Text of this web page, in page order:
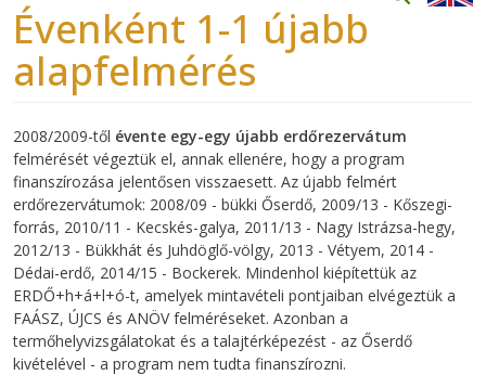
Évenként 1-1 újabb
alapfelmérés
2008/2009-től évente egy-egy újabb erdőrezervátum
felmérését végeztük el, annak ellenére, hogy a program
finanszírozása jelentősen visszaesett. Az újabb felmért
erdőrezervátumok: 2008/09 - bükki Őserdő, 2009/13 - Kőszegi-
forrás, 2010/11 - Kecskés-galya, 2011/13 - Nagy Istrázsa-hegy,
2012/13 - Bükkhát és Juhdöglő-völgy, 2013 - Vétyem, 2014 -
Dédai-erdő, 2014/15 - Bockerek. Mindenhol kiépítettük az
ERDŐ+h+á+l+ó-t, amelyek mintavételi pontjaiban elvégeztük a
FAÁSZ, ÚJCS és ANÖV felméréseket. Azonban a
termőhelyvizsgálatokat és a talajtérképezést - az Őserdő
kivételével - a program nem tudta finanszírozni.